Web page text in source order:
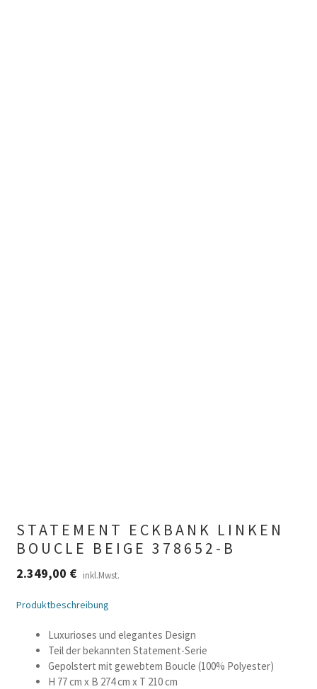
STATEMENT ECKBANK LINKEN
BOUCLE BEIGE 378652-B
2.349,00 € inkl.Mwst.
Produktbeschreibung
Luxurioses und elegantes Design
Teil der bekannten Statement-Serie
Gepolstert mit gewebtem Boucle (100% Polyester)
H 77 cm x B 274 cm x T 210 cm